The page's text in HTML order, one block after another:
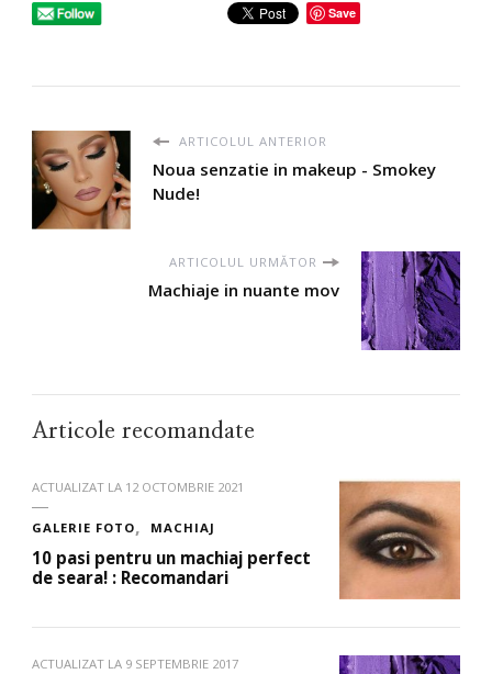
Save
ARTICOLUL ANTERIOR
Noua senzatie in makeup - Smokey
Nude!
ARTICOLUL URMĂTOR
Machiaje in nuante mov
Articole recomandate
ACTUALIZAT LA 12 OCTOMBRIE 2021
GALERIE FOTO MACHIAJ
10 pasi pentru un machiaj perfect
de seara! : Recomandari
ACTUALIZAT LA 9 SEPTEMBRIE 2017